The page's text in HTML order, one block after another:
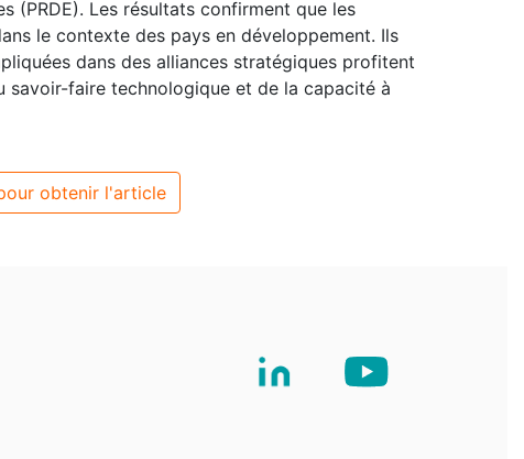
(PRDE). Les résultats confirment que les
le contexte des pays en développement. Ils
dans des alliances stratégiques profitent
savoir-faire technologique et de la capacité à
obtenir l'article